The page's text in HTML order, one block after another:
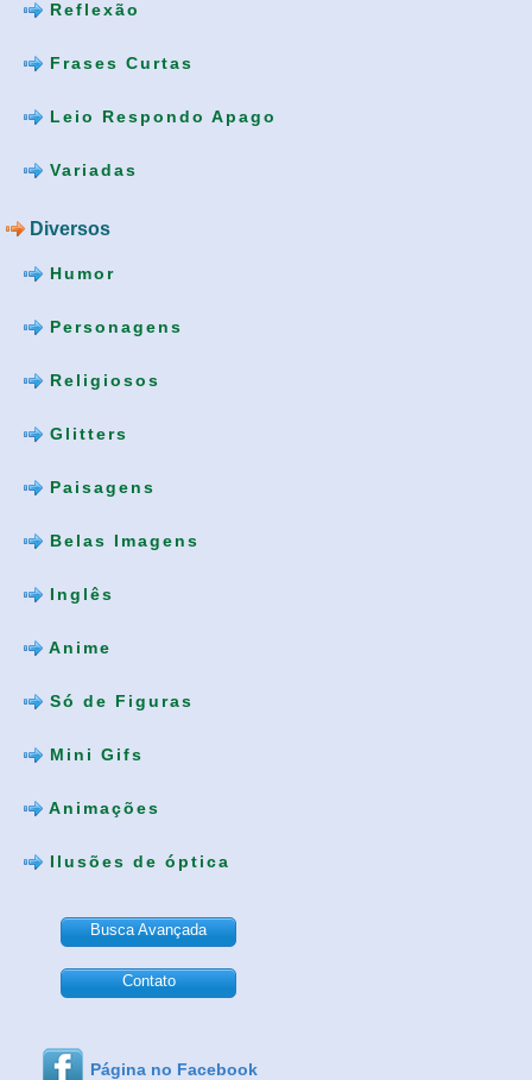
Reflexão
Frases Curtas
Leio Respondo Apago
Variadas
Diversos
Humor
Personagens
Religiosos
Glitters
Paisagens
Belas Imagens
Inglês
Anime
Só de Figuras
Mini Gifs
Animações
Ilusões de óptica
Busca Avançada
Contato
Página no Facebook